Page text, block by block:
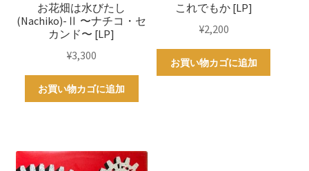
お花畑は水びたし
(Nachiko)-Ⅱ 〜ナチコ・セ
カンド〜 [LP]
¥3,300
お買い物カゴに追加
これでもか [LP]
¥2,200
お買い物カゴに追加